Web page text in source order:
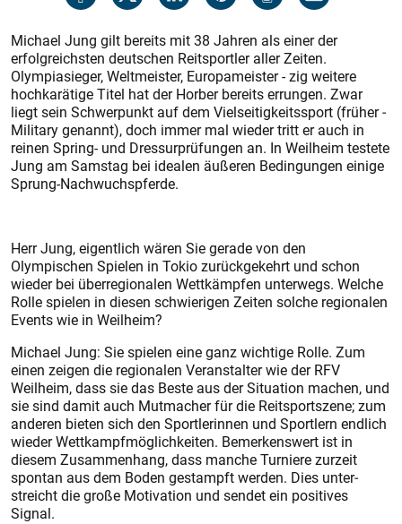
Michael Jung gilt bereits mit 38 Jahren als einer der
erfolgreichsten deutschen Reitsportler aller Zeiten.
Olympiasieger, Weltmeis­ter, Europameister - zig weitere
hochkarätige Titel hat der Horber bereits errungen. Zwar
liegt sein Schwerpunkt auf dem Vielseitigkeitssport (früher ­
Military genannt), doch immer mal wieder tritt er auch in
reinen Spring- und Dressurprüfungen an. In Weilheim testete
Jung am Samstag bei idealen äußeren Bedingungen einige
Sprung-Nachwuchspferde.
Herr Jung, eigentlich wären Sie ­gerade von den
Olympischen Spielen in Tokio zurückgekehrt und schon
wieder bei überregionalen Wettkämpfen unterwegs. Welche
Rolle spielen in diesen schwierigen Zeiten solche regionalen
Events wie in Weilheim?
Michael Jung: Sie spielen eine ganz wichtige Rolle. Zum
einen zeigen die regionalen Veranstalter wie der RFV
Weilheim, dass sie das Beste aus der Situation machen, und
sie sind damit auch Mutmacher für die Reitsportszene; zum
anderen bieten sich den Sportlerinnen und Sportlern endlich
wieder Wettkampfmöglichkeiten. Bemerkenswert ist in
diesem Zusammenhang, dass manche Turniere zurzeit
spontan aus dem Boden gestampft werden. Dies unter­
streicht die große Motivation und sendet ein positives
Signal.